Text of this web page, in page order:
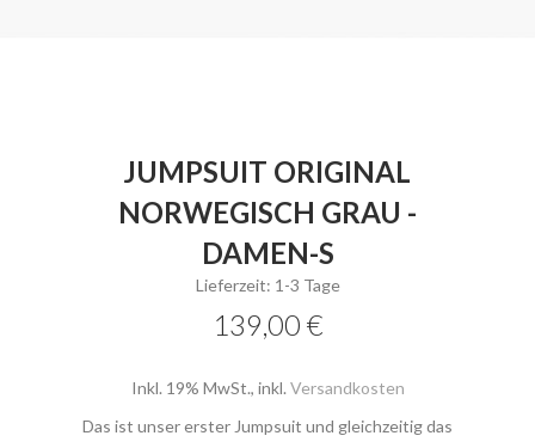
JUMPSUIT ORIGINAL
NORWEGISCH GRAU -
DAMEN-S
Lieferzeit: 1-3 Tage
139,00 €
Inkl. 19% MwSt., inkl. Versandkosten
Das ist unser erster Jumpsuit und gleichzeitig das